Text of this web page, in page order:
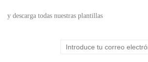
y descarga todas nuestras plantillas